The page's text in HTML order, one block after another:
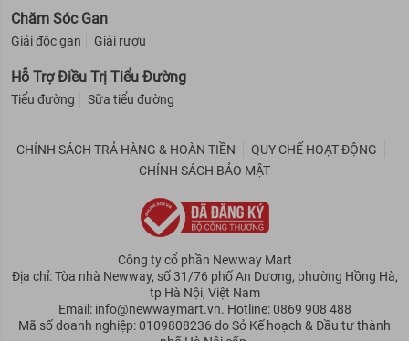
Chăm Sóc Gan
Giải độc gan Giải rượu
Hỗ Trợ Điều Trị Tiểu Đường
Tiểu đường Sữa tiểu đường
CHÍNH SÁCH TRẢ HÀNG & HOÀN TIỀN
QUY CHẾ HOẠT ĐỘNG
CHÍNH SÁCH BẢO MẬT
Công ty cổ phần Newway Mart
Địa chỉ: Tòa nhà Newway, số 31/76 phố An Dương, phường Hồng Hà,
tp Hà Nội, Việt Nam
Email: info@newwaymart.vn. Hotline: 0869 908 488
Mã số doanh nghiệp: 0109808236 do Sở Kế hoạch & Đầu tư thành